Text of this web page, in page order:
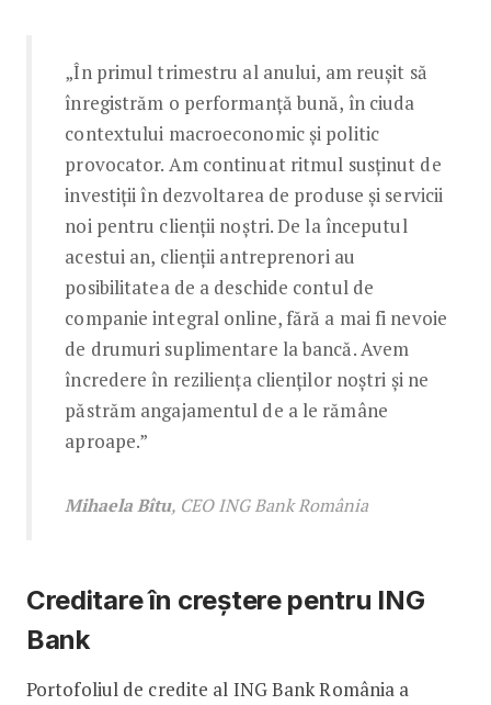
„În primul trimestru al anului, am reușit să
înregistrăm o performanță bună, în ciuda
contextului macroeconomic și politic
provocator. Am continuat ritmul susținut de
investiții în dezvoltarea de produse și servicii
noi pentru clienții noștri. De la începutul
acestui an, clienții antreprenori au
posibilitatea de a deschide contul de
companie integral online, fără a mai fi nevoie
de drumuri suplimentare la bancă. Avem
încredere în reziliența clienților noștri și ne
păstrăm angajamentul de a le rămâne
aproape.”
Mihaela Bîtu, CEO ING Bank România
Creditare în creștere pentru ING
Bank
Portofoliul de credite al ING Bank România a